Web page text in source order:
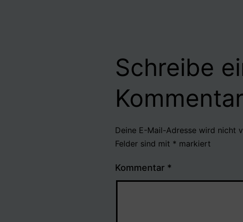
Schreibe
Kommentar
Deine E-Mail-Adresse wird nicht
Felder sind mit * markiert
Kommentar *